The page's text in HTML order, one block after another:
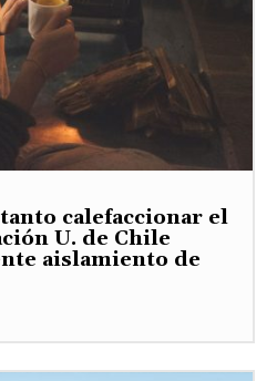
calefaccionar el
U. de Chile
aislamiento de